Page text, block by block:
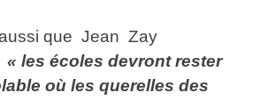
que Jean Zay
« les écoles devront rester
où les querelles des